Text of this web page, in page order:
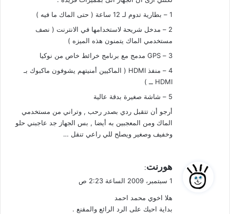
1 – بطارية تدوم لـ 12 ساعة ( حتى الماك ما فيه )
2 – مدخل شريحة لاستخدامها في الانترنت ( نصف
مستخدمي الماك يتمنون هذه الميزه )
3 – GPS مدمج مع برنامج خرائط خاص من نوكيا
4 – منفذ HDMI ( الماكيين أمنيتهم يشوفون ماكبوك بـ
HDMI ــ )
5 – شاشة صغيرة بدقة عالية
أرجو أن تتقبل ردي بصدر رحب , وتراني من مستخدمي
الماك ومن المعجبين به أيضا , بس الجهاز جد عاجبني حلو
وخفيف وصغير ويصلح للي راعي تنقل …
ل
هورنت:
1 سبتمبر، 2009 الساعة 2:23 ص
هلا اخوي محمد احمد
بداية احيك على الرد الرائع والمقنع .